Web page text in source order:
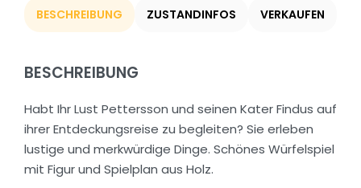
BESCHREIBUNG ZUSTANDINFOS VERKAUFEN
BESCHREIBUNG
Habt Ihr Lust Pettersson und seinen Kater Findus auf
ihrer Entdeckungsreise zu begleiten? Sie erleben
lustige und merkwürdige Dinge. Schönes Würfelspiel
mit Figur und Spielplan aus Holz.